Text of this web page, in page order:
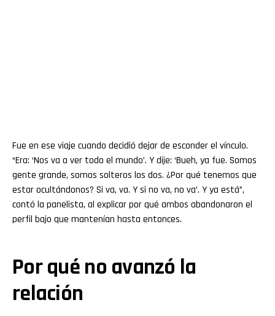
Fue en ese viaje cuando decidió dejar de esconder el vínculo.
“Era: ‘Nos va a ver todo el mundo’. Y dije: ‘Bueh, ya fue. Somos
gente grande, somos solteros los dos. ¿Por qué tenemos que
estar ocultándonos? Si va, va. Y si no va, no va’. Y ya está”,
contó la panelista, al explicar por qué ambos abandonaron el
perfil bajo que mantenían hasta entonces.
Por qué no avanzó la
relación